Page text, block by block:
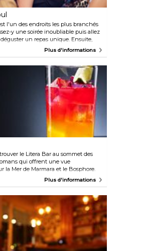
l'un des endroits les plus branchés
y une soirée inoubliable puis allez
un repas unique. Ensuite,
rendre au bar très élégant avant
dans la meilleure boîte de nuit de la
Plus d'informations
le Litera Bar au sommet des
qui offrent une vue
la Mer de Marmara et le Bosphore.
assez élevé, les boissons servies au
Plus d'informations